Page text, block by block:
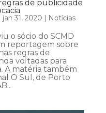
de publicidade
jan 31, 2020 | Notícias
o sócio do SCMD
reportagem sobre
regras de
voltadas para
A matéria também
O Sul, de Porto